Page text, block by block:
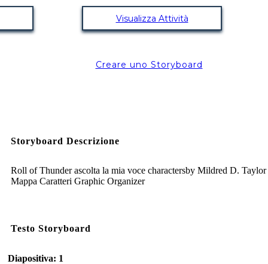
Visualizza Attività
Creare uno Storyboard
Storyboard Descrizione
Roll of Thunder ascolta la mia voce charactersby Mildred D. Taylor
Mappa Caratteri Graphic Organizer
Testo Storyboard
Diapositiva: 1